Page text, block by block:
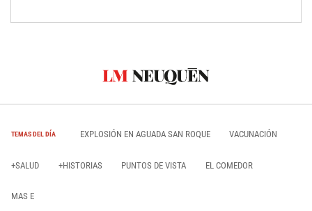
TEMAS DEL DÍA EXPLOSIÓN EN AGUADA SAN ROQUE VACUNACIÓN
+SALUD +HISTORIAS PUNTOS DE VISTA EL COMEDOR
MAS E